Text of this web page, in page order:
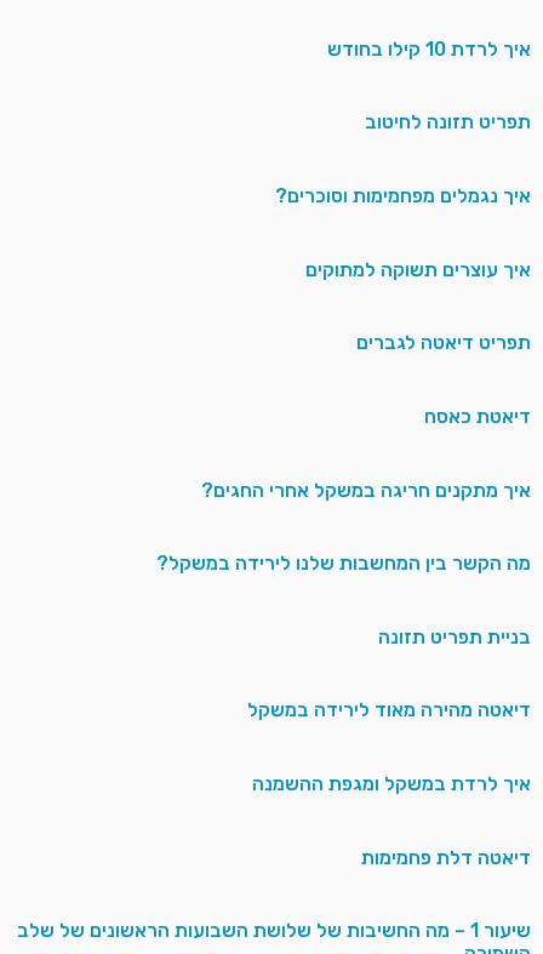
איך לרדת 10 קילו בחודש
תפריט תזונה לחיטוב
איך נגמלים מפחמימות וסוכרים?
איך עוצרים תשוקה למתוקים
תפריט דיאטה לגברים
דיאטת כאסח
איך מתקנים חריגה במשקל אחרי החגים?
מה הקשר בין המחשבות שלנו לירידה במשקל?
בניית תפריט תזונה
דיאטה מהירה מאוד לירידה במשקל
איך לרדת במשקל ומגפת ההשמנה
דיאטה דלת פחמימות
שיעור 1 – מה החשיבות של שלושת השבועות הראשונים של שלב